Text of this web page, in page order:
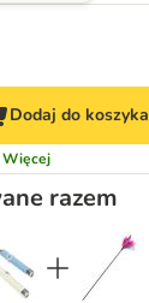
Dodaj do koszyka
Więcej
razem